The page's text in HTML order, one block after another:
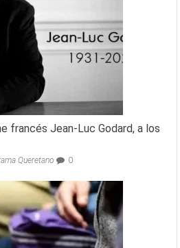
francés Jean-Luc Godard, a los
Queretano 0